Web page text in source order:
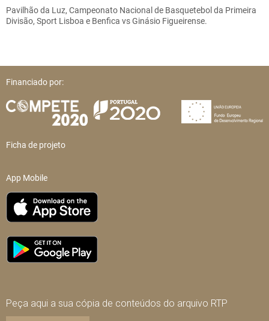
Pavilhão da Luz, Campeonato Nacional de Basquetebol da Primeira
Divisão, Sport Lisboa e Benfica vs Ginásio Figueirense.
Financiado por:
Ficha de projeto
App Mobile
Peça aqui a sua cópia de conteúdos do arquivo RTP